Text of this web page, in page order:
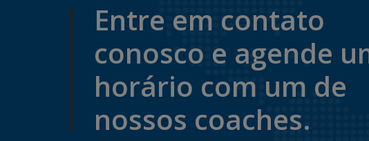
Entre em contato
conosco e agende
horário com um de
nossos coaches.